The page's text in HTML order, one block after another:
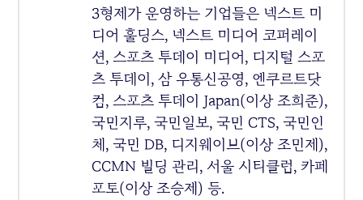
3형제가 운영하는 기업들은 넥스트 미
디어 훌딩스, 넥스트 미디어 코퍼레이
션, 스포츠 투데이 미디어, 디지털 스포
츠 투데이, 삼 우통신공영, 엔쿠르트닷
컴, 스포츠 투데이 Japan(이상 조희준),
국민지루, 국민일보, 국민 CTS, 국민인
체, 국민 DB, 디지웨이브(이상 조민제),
CCMN 빌딩 관리, 서울 시티클럽, 카페
포토(이상 조승제) 등.